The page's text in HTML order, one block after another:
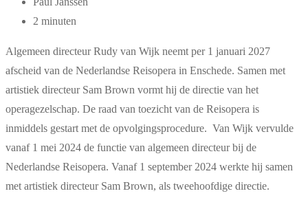
2 minuten
Algemeen directeur Rudy van Wijk neemt per 1 januari 2027
afscheid van de Nederlandse Reisopera in Enschede. Samen met
artistiek directeur Sam Brown vormt hij de directie van het
operagezelschap. De raad van toezicht van de Reisopera is
inmiddels gestart met de opvolgingsprocedure. Van Wijk vervulde
vanaf 1 mei 2024 de functie van algemeen directeur bij de
Nederlandse Reisopera. Vanaf 1 september 2024 werkte hij samen
met artistiek directeur Sam Brown, als tweehoofdige directie.